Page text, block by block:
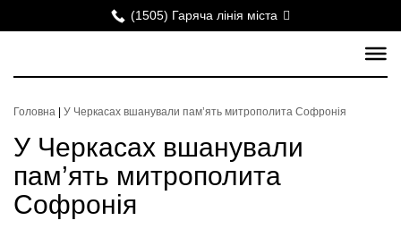
(1505) Гаряча лінія міста
Головна У Черкасах вшанували пам’ять митрополита Софронія
У Черкасах вшанували
пам’ять митрополита
Софронія